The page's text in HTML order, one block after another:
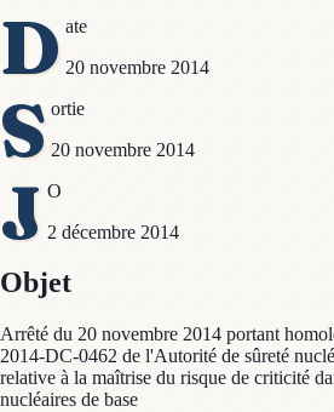
D ate
20 novembre 2014
S ortie
20 novembre 2014
J O
2 décembre 2014
Objet
Arrêté du 20 novembre 2014 portant
2014-DC-0462 de l'Autorité de sûreté
relative à la maîtrise du risque de criticité
nucléaires de base